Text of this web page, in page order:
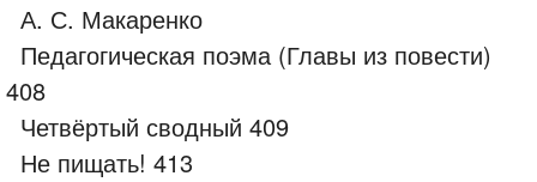
А. С. Макаренко
Педагогическая поэма (Главы из повести)
408
Четвёртый сводный 409
Не пищать! 413